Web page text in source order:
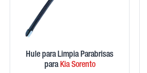
Hule para Limpia Parabrisas
paraKiaSorento